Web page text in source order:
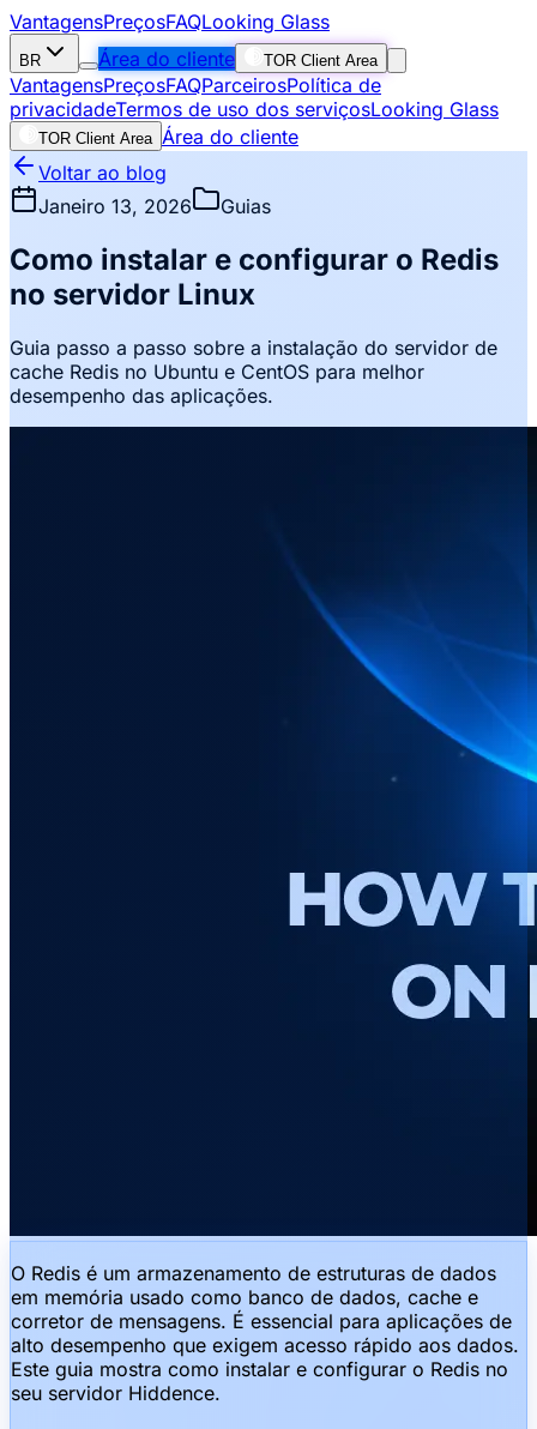
VantagensPreçosFAQLooking Glass
BR Área do cliente TOR Client Area
VantagensPreçosFAQParceirosPolítica de
privacidadeTermos de uso dos serviçosLooking Glass
TOR Client Area Área do cliente
Voltar ao blog
Janeiro 13, 2026
Guias
Como instalar e configurar o Redis
no servidor Linux
Guia passo a passo sobre a instalação do servidor de
cache Redis no Ubuntu e CentOS para melhor
desempenho das aplicações.
O Redis é um armazenamento de estruturas de dados
em memória usado como banco de dados, cache e
corretor de mensagens. É essencial para aplicações de
alto desempenho que exigem acesso rápido aos dados.
Este guia mostra como instalar e configurar o Redis no
seu servidor Hiddence.